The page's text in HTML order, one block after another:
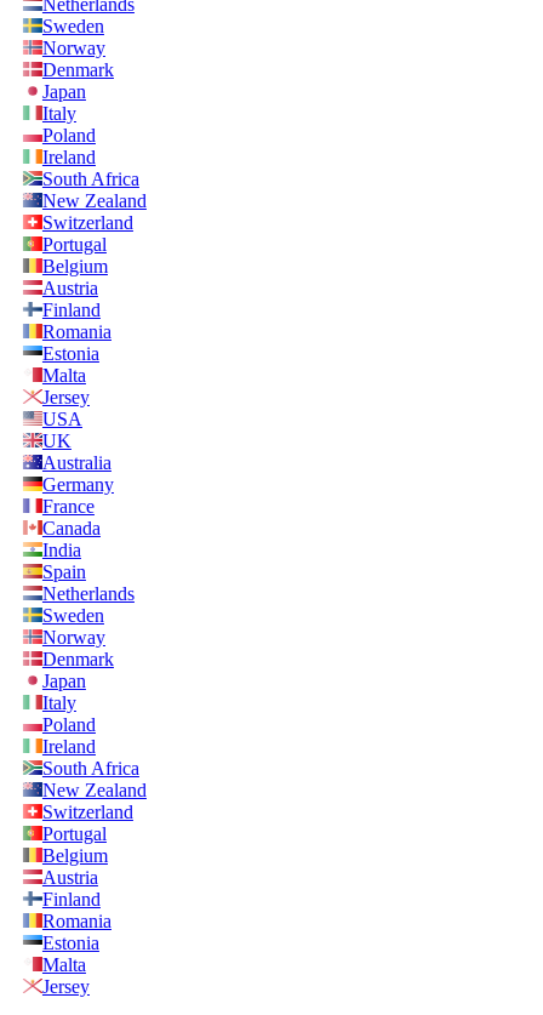
Netherlands
Sweden
Norway
Denmark
Japan
Italy
Poland
Ireland
South Africa
New Zealand
Switzerland
Portugal
Belgium
Austria
Finland
Romania
Estonia
Malta
Jersey
USA
UK
Australia
Germany
France
Canada
India
Spain
Netherlands
Sweden
Norway
Denmark
Japan
Italy
Poland
Ireland
South Africa
New Zealand
Switzerland
Portugal
Belgium
Austria
Finland
Romania
Estonia
Malta
Jersey